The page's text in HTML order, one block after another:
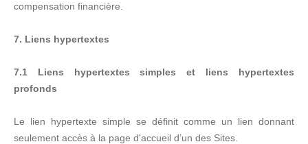
compensation financière.
7. Liens hypertextes
7.1 Liens hypertextes simples et liens hypertextes
profonds
Le lien hypertexte simple se définit comme un lien donnant
seulement accès à la page d'accueil d’un des Sites.